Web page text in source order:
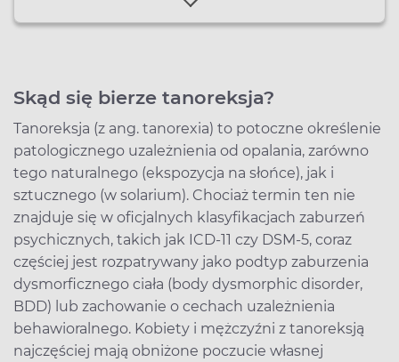
Skąd się bierze tanoreksja?
Tanoreksja (z ang. tanorexia) to potoczne określenie
patologicznego uzależnienia od opalania, zarówno
tego naturalnego (ekspozycja na słońce), jak i
sztucznego (w solarium). Chociaż termin ten nie
znajduje się w oficjalnych klasyfikacjach zaburzeń
psychicznych, takich jak ICD-11 czy DSM-5, coraz
częściej jest rozpatrywany jako podtyp zaburzenia
dysmorficznego ciała (body dysmorphic disorder,
BDD) lub zachowanie o cechach uzależnienia
behawioralnego. Kobiety i mężczyźni z tanoreksją
najczęściej mają obniżone poczucie własnej